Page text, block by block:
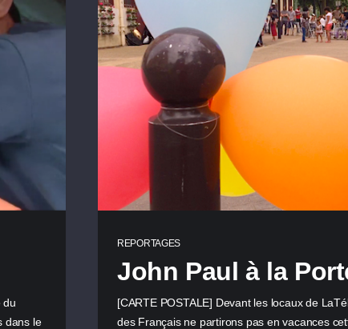
du
dans le
REPORTAGES
John Paul à la
[CARTE POSTALE] Devant les locaux de
des Français ne partirons pas en vacances